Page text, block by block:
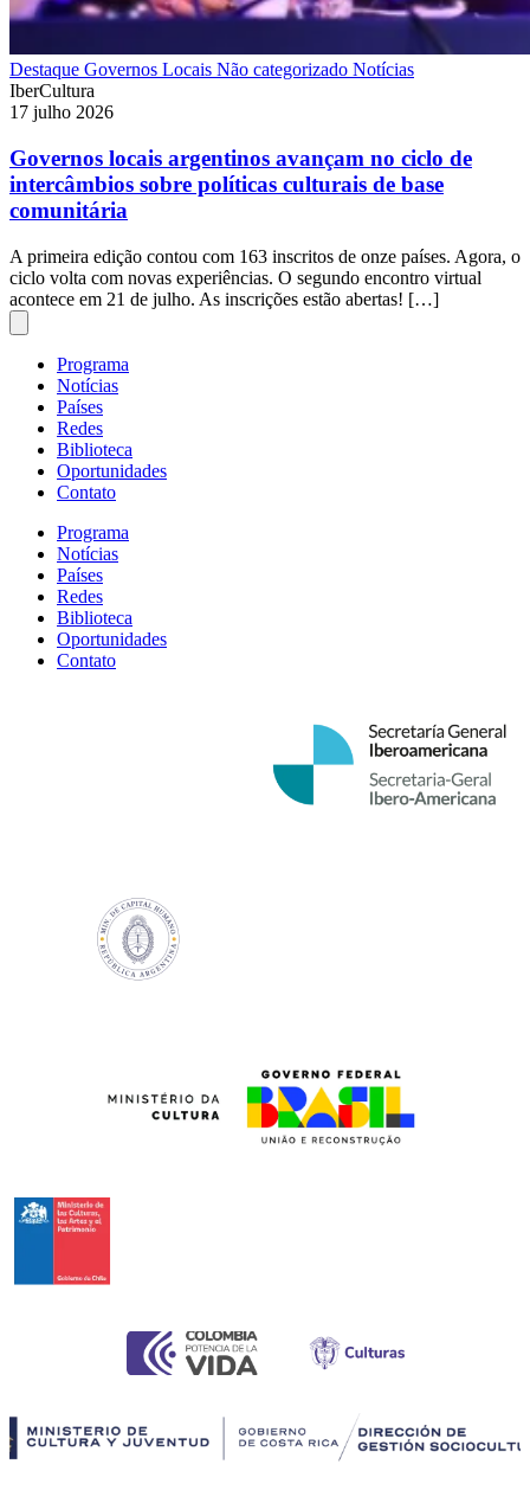
Destaque Governos Locais Não categorizado Notícias
IberCultura
17 julho 2026
Governos locais argentinos avançam no ciclo de
intercâmbios sobre políticas culturais de base
comunitária
A primeira edição contou com 163 inscritos de onze países. Agora, o
ciclo volta com novas experiências. O segundo encontro virtual
acontece em 21 de julho. As inscrições estão abertas! […]
Programa
Notícias
Países
Redes
Biblioteca
Oportunidades
Contato
Programa
Notícias
Países
Redes
Biblioteca
Oportunidades
Contato